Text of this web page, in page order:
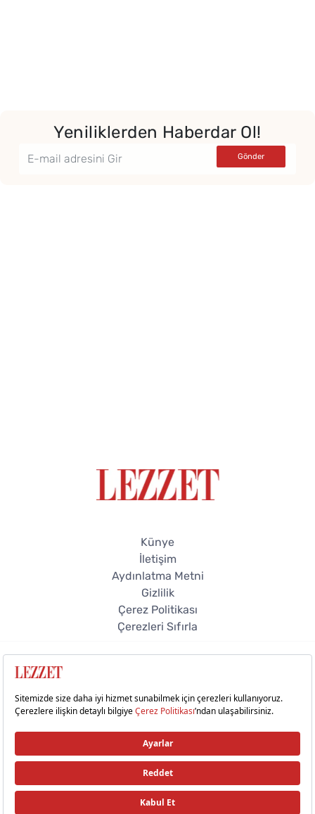
Yeniliklerden Haberdar Ol!
Künye
İletişim
Aydınlatma Metni
Gizlilik
Çerez Politikası
Çerezleri Sıfırla
© 2026 Lezzet Online. Tüm hakları saklıdır.